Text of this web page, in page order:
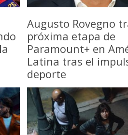
Augusto Rovegno
próxima etapa de
Paramount+ en
Latina tras el
deporte